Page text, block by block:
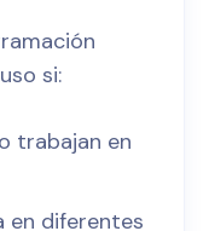
si:
trabajan en
en diferentes